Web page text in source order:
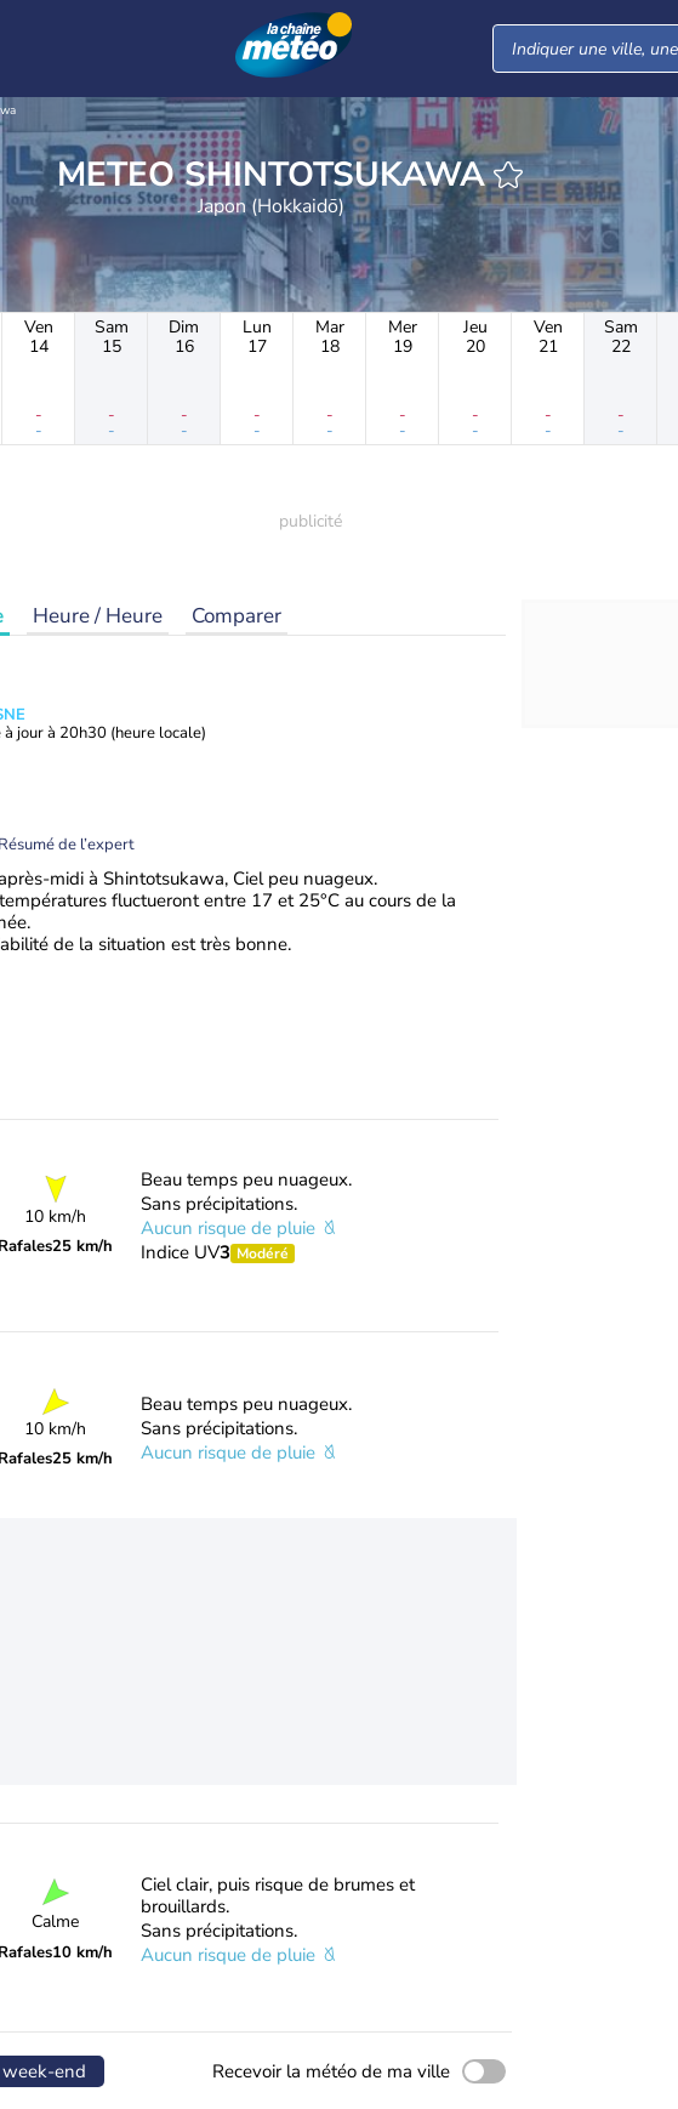
METEO SHINTOTSUKAWA
Japon (Hokkaidō)
Ven
14
-
-
Sam
15
-
-
Dim
16
-
-
Lun
17
-
-
Mar
18
-
-
Mer
19
-
-
Jeu
20
-
-
Ven
21
-
-
Sam
22
-
-
Heure / Heure Comparer
jour à 20h30 (heure locale)
Résumé de l’expert
midi à Shintotsukawa, Ciel peu nuageux.
fluctueront entre 17 et 25°C au cours de la
de la situation est très bonne.
10 km/h
Rafales25 km/h
Beau temps peu nuageux.
Sans précipitations.
Aucun risque de pluie
Indice UV3 Modéré
10 km/h
Rafales25 km/h
Beau temps peu nuageux.
Sans précipitations.
Aucun risque de pluie
Calme
Rafales10 km/h
Ciel clair, puis risque de brumes et
brouillards.
Sans précipitations.
Aucun risque de pluie
end Recevoir la météo de ma ville